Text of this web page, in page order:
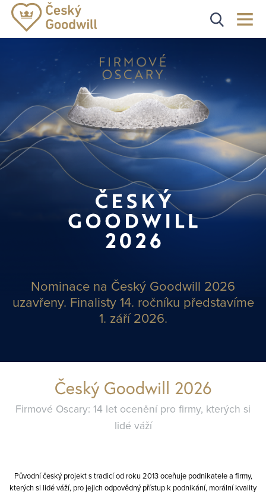
Nominace na Český Goodwill 2026
uzavřeny. Finalisty 14. ročníku představíme
1. září 2026.
Český Goodwill 2026
Firmové Oscary: 14 let ocenění pro firmy, kterých si
lidé váží
Původní český projekt s tradicí od roku 2013 oceňuje podnikatele a firmy,
kterých si lidé váží, pro jejich odpovědný přístup k podnikání, morální kvality